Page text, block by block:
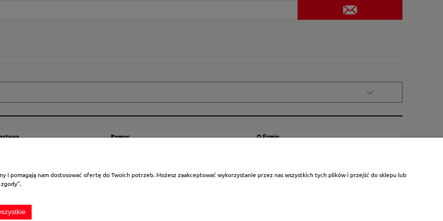
Pomoc
Polityka cookies
O firmie
Blog
i pomagają nam dostosować ofertę do Twoich potrzeb. Możesz zaakceptować wykorzystanie przez nas wszystkich tych plików i przejść do sklepu lub